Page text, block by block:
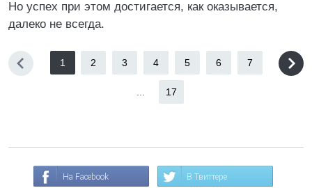
Но успех при этом достигается, как оказывается,
далеко не всегда.
1 2 3 4 5 6 7
17
На Facebook В Твиттере